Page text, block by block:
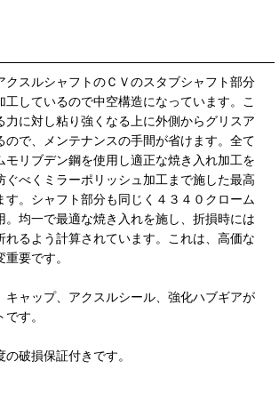
クスルシャフトのＣＶのスタブシャフト部分
工しているので中空構造になっています。こ
力に対し粘り強くなる上に外側からグリスア
ので、メンテナンスの手間が省けます。全て
モリブデン鋼を使用し適正な焼き入れ加工を
ぐべくミラーポリッシュ加工まで施した最高
す。シャフト部分も同じく４３４０クローム
。均一で最適な焼き入れを施し、折損時には
れるよう計算されています。これは、高価な
要です。
キャップ、アクスルシール、強化ハブギアが
す。
破損保証付きです。